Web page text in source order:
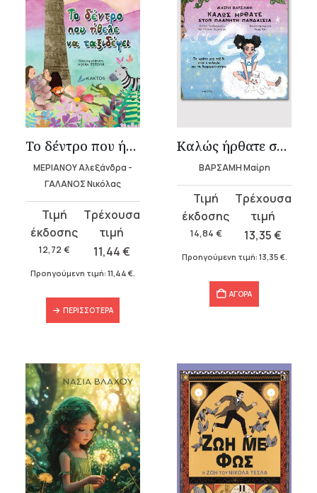
Το δέντρο που ήθελε να ταξιδέψει
ΜΕΡΙΑΝΟΥ Αλεξάνδρα -
ΓΑΛΑΝΟΣ Νικόλας
12,72 €
Original
price
was:
12,72 €.
11,44€
τρέχουσα
τιμή
είναι:
Προηγούμενη τιμή: 11,44 €.
ΠΕΡΙΣΣΌΤΕΡΑ
Καλώς ήρθατε στον πλανήτη Πανδαισία
ΒΑΡΣΑΜΗ Μαίρη
14,84 €
Original
price
was:
14,84 €.
13,35€
τρέχουσα
τιμή
είναι:
Προηγούμενη τιμή: 13,35 €.
ΑΓΟΡΑ